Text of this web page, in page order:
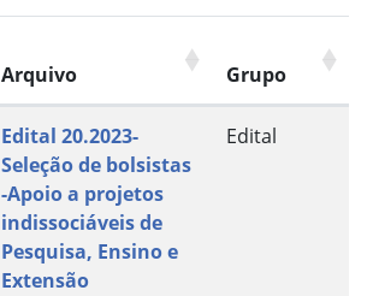
Arquivo Grupo
Edital 20.2023-
Seleção de bolsistas
-Apoio a projetos
indissociáveis de
Pesquisa, Ensino e
Extensão
Edital